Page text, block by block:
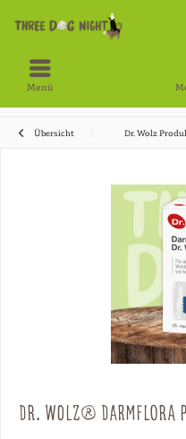
Menü
Übersicht Dr. Wolz
Dr. Wolz® Darmflora